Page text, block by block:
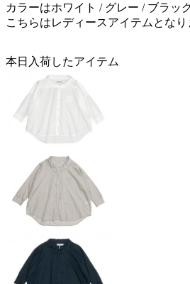
カラーはホワイト / グレー / ブラッ
こちらはレディースアイテムとなり
本日入荷したアイテム